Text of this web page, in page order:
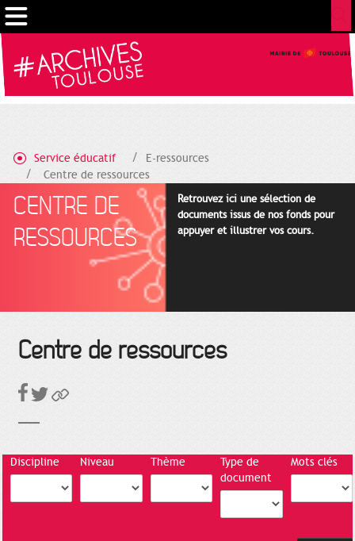
Service éducatif
E-ressources
Centre de ressources
CENTRE DE
RESSOURCES
Retrouvez ici une sélection de
documents issus de nos fonds pour
appuyer et illustrer vos cours.
Centre de ressources
Discipline Niveau Thème
Type de
document
Mots clés
Gestion de vos préférences sur les cookies